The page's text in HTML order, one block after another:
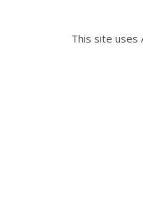
This site uses